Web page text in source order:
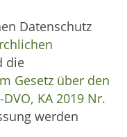
Datenschutz
die
Gesetz über den
KA 2019 Nr.
werden